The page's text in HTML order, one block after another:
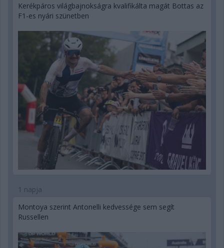
Kerékpáros világbajnokságra kvalifikálta magát Bottas az
F1-es nyári szünetben
1 napja
Montoya szerint Antonelli kedvessége sem segít
Russellen